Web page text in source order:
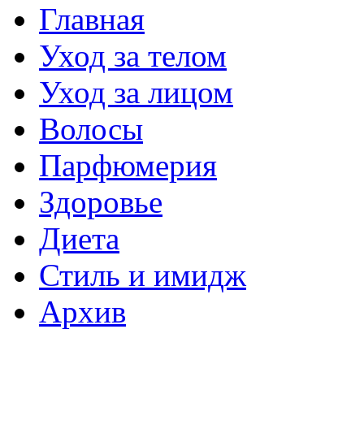
Главная
Уход за телом
Уход за лицом
Волосы
Парфюмерия
Здоровье
Диета
Стиль и имидж
Архив